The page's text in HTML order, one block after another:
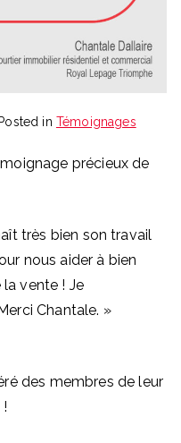
Posted in Témoignages
précieux de
très bien son travail
nous aider à bien
vente ! Je
Chantale. »
des membres de leur